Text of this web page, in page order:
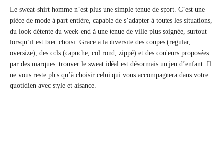
Le sweat-shirt homme n’est plus une simple tenue de sport. C’est une
pièce de mode à part entière, capable de s’adapter à toutes les situations,
du look détente du week-end à une tenue de ville plus soignée, surtout
lorsqu’il est bien choisi. Grâce à la diversité des coupes (regular,
oversize), des cols (capuche, col rond, zippé) et des couleurs proposées
par des marques, trouver le sweat idéal est désormais un jeu d’enfant. Il
ne vous reste plus qu’à choisir celui qui vous accompagnera dans votre
quotidien avec style et aisance.